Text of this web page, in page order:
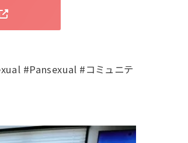
#Pansexual #コミュニテ